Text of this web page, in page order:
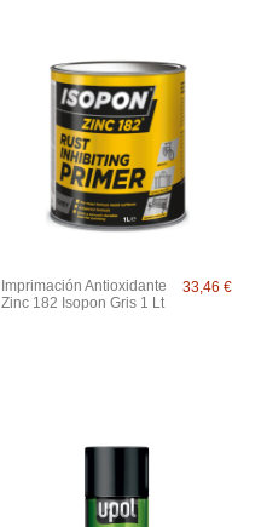
Imprimación Antioxidante
Zinc 182 Isopon Gris 1 Lt
33,46 €